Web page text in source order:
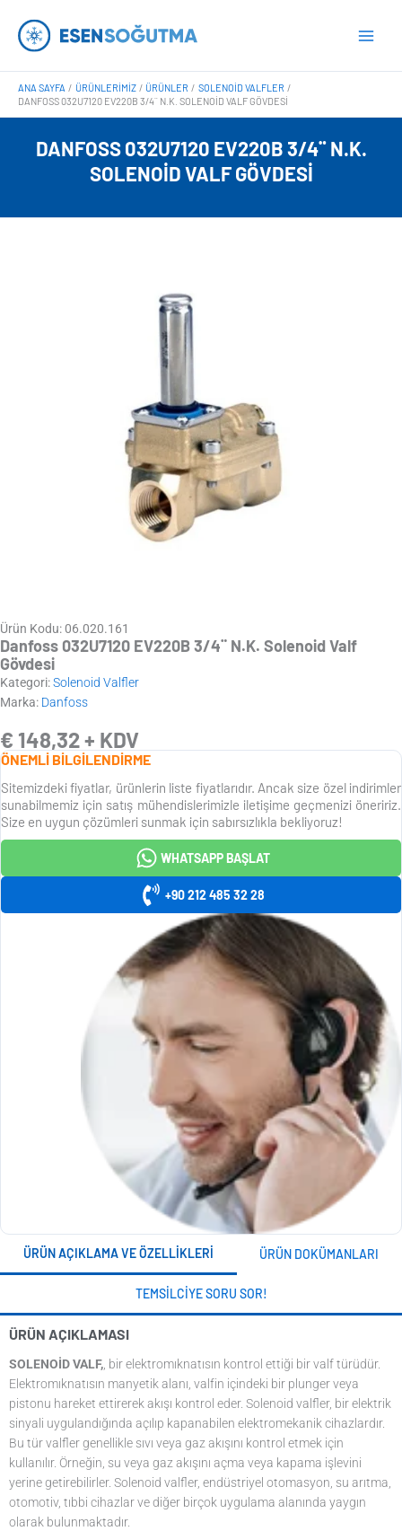
atla
ANA SAYFA ÜRÜNLERIMIZ ÜRÜNLER
SOLENOID VALFLER
DANFOSS 032U7120 EV220B 3/4¨ N.K. SOLENOID VALF GÖVDESI
DANFOSS 032U7120 EV220B 3/4¨ N.K.
SOLENOID VALF GÖVDESI
Ürün Kodu: 06.020.161
Danfoss 032U7120 EV220B 3/4¨ N.K. Solenoid Valf
Gövdesi
Kategori:Solenoid Valfler
Marka: Danfoss
€ 148,32+ KDV
ÖNEMLİ BİLGİLENDİRME
Sitemizdeki fiyatlar, ürünlerin liste fiyatlarıdır. Ancak size özel indirimler
sunabilmemiz için satış mühendislerimizle iletişime geçmenizi öneririz.
Size en uygun çözümleri sunmak için sabırsızlıkla bekliyoruz!
WHATSAPP BAŞLAT
+90 212 485 32 28
ÜRÜN AÇIKLAMA VE ÖZELLIKLERI ÜRÜN DOKÜMANLARI
TEMSILCIYE SORU SOR!
ÜRÜN AÇIKLAMASI
SOLENOİD VALF, , bir elektromıknatısın kontrol ettiği bir valf türüdür.
Elektromıknatısın manyetik alanı, valfin içindeki bir plunger veya
pistonu hareket ettirerek akışı kontrol eder. Solenoid valfler, bir elektrik
sinyali uygulandığında açılıp kapanabilen elektromekanik cihazlardır.
Bu tür valfler genellikle sıvı veya gaz akışını kontrol etmek için
kullanılır. Örneğin, su veya gaz akışını açma veya kapama işlevini
yerine getirebilirler. Solenoid valfler, endüstriyel otomasyon, su arıtma,
otomotiv, tıbbi cihazlar ve diğer birçok uygulama alanında yaygın
olarak bulunmaktadır.